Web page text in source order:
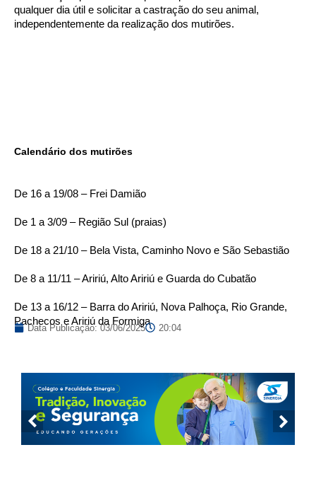
qualquer dia útil e solicitar a castração do seu animal,
independentemente da realização dos mutirões.
Calendário dos mutirões
De 16 a 19/08 – Frei Damião
De 1 a 3/09 – Região Sul (praias)
De 18 a 21/10 – Bela Vista, Caminho Novo e São Sebastião
De 8 a 11/11 – Aririú, Alto Aririú e Guarda do Cubatão
De 13 a 16/12 – Barra do Aririú, Nova Palhoça, Rio Grande,
Pachecos e Aririú da Formiga
Data Publicação:03/06/2025 20:04